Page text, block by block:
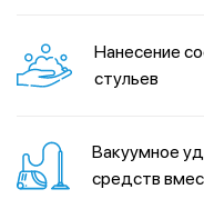
Нанесение
стульев
Вакуумное
средств